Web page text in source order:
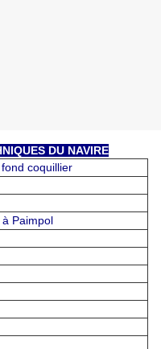
DU NAVIRE
coquillier
Paimpol